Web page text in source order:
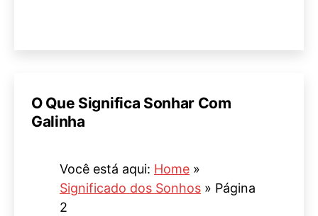
O Que Significa Sonhar Com
Galinha
Você está aqui: Home »
Significado dos Sonhos » Página
2